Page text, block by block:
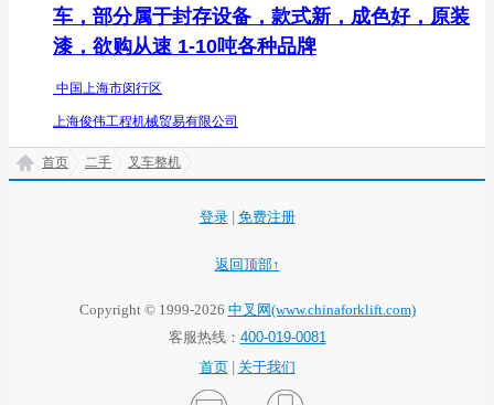
车，部分属于封存设备，款式新，成色好，原装
漆，欲购从速 1-10吨各种品牌
中国上海市闵行区
上海俊伟工程机械贸易有限公司
首页 二手 叉车整机
登录 免费注册
返回顶部↑
Copyright © 1999-2026 中叉网(www.chinaforklift.com)
客服热线： 400-019-0081
首页
关于我们